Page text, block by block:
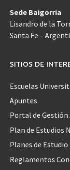
Sede Baigorria
Lisandro de la
Santa Fe –
SITIOS DE
Escuelas
Apuntes
Portal de Gestión
Plan de Estudios
Planes de
Reglamentos